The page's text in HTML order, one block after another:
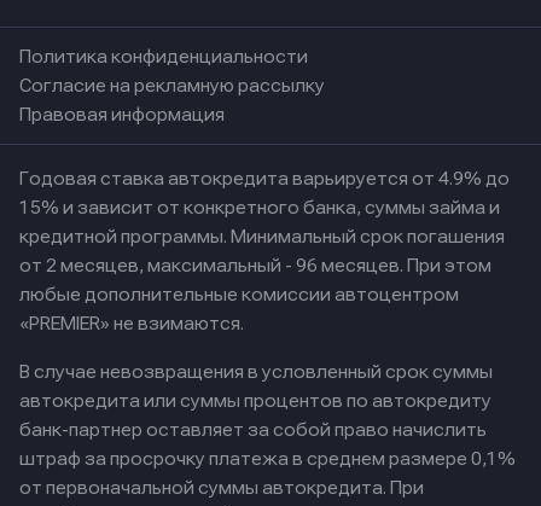
Политика конфиденциальности
Согласие на рекламную рассылку
Правовая информация
Годовая ставка автокредита варьируется от 4.9% до
15% и зависит от конкретного банка, суммы займа и
кредитной программы. Минимальный срок погашения
от 2 месяцев, максимальный - 96 месяцев. При этом
любые дополнительные комиссии автоцентром
«PREMIER» не взимаются.
В случае невозвращения в условленный срок суммы
автокредита или суммы процентов по автокредиту
банк-партнер оставляет за собой право начислить
штраф за просрочку платежа в среднем размере 0,1%
от первоначальной суммы автокредита. При